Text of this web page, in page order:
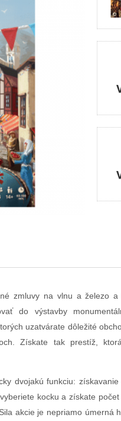
zmluvy na vlnu a železo
do výstavby
uzatvárate dôležité
Získate tak prestíž,
dvojakú funkciu:
kocku a získate
akcie je nepriamo úmerná